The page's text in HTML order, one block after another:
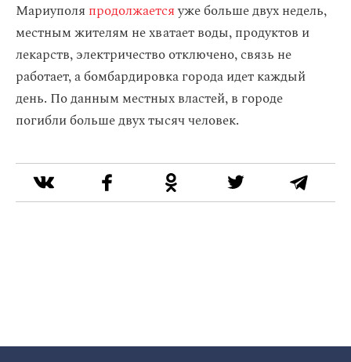
Мариуполя продолжаетсяуже больше двух недель,
местным жителям не хватает воды, продуктов и
лекарств, электричество отключено, связь не
работает, а бомбардировка города идет каждый
день. По данным местных властей, в городе
погибли больше двух тысяч человек.